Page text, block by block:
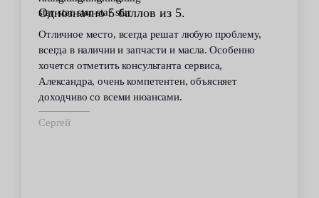
Однозначно 5 баллов из 5.
Отличное место, всегда решат любую проблему,
всегда в наличии и запчасти и масла. Особенно
хочется отметить консультанта сервиса,
Александра, очень компетентен, объясняет
доходчиво со всеми нюансами.
Сергей